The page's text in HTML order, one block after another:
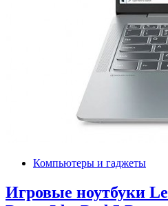
Компьютеры и гаджеты
Игровые ноутбуки